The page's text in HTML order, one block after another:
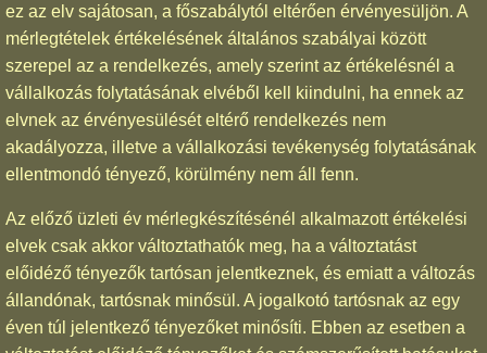
ez az elv sajátosan, a főszabálytól eltérően érvényesüljön. A
mérlegtételek értékelésének általános szabályai között
szerepel az a rendelkezés, amely szerint az értékelésnél a
vállalkozás folytatásának elvéből kell kiindulni, ha ennek az
elvnek az érvényesülését eltérő rendelkezés nem
akadályozza, illetve a vállalkozási tevékenység folytatásának
ellentmondó tényező, körülmény nem áll fenn.
Az előző üzleti év mérlegkészítésénél alkalmazott értékelési
elvek csak akkor változtathatók meg, ha a változtatást
előidéző tényezők tartósan jelentkeznek, és emiatt a változás
állandónak, tartósnak minősül. A jogalkotó tartósnak az egy
éven túl jelentkező tényezőket minősíti. Ebben az esetben a